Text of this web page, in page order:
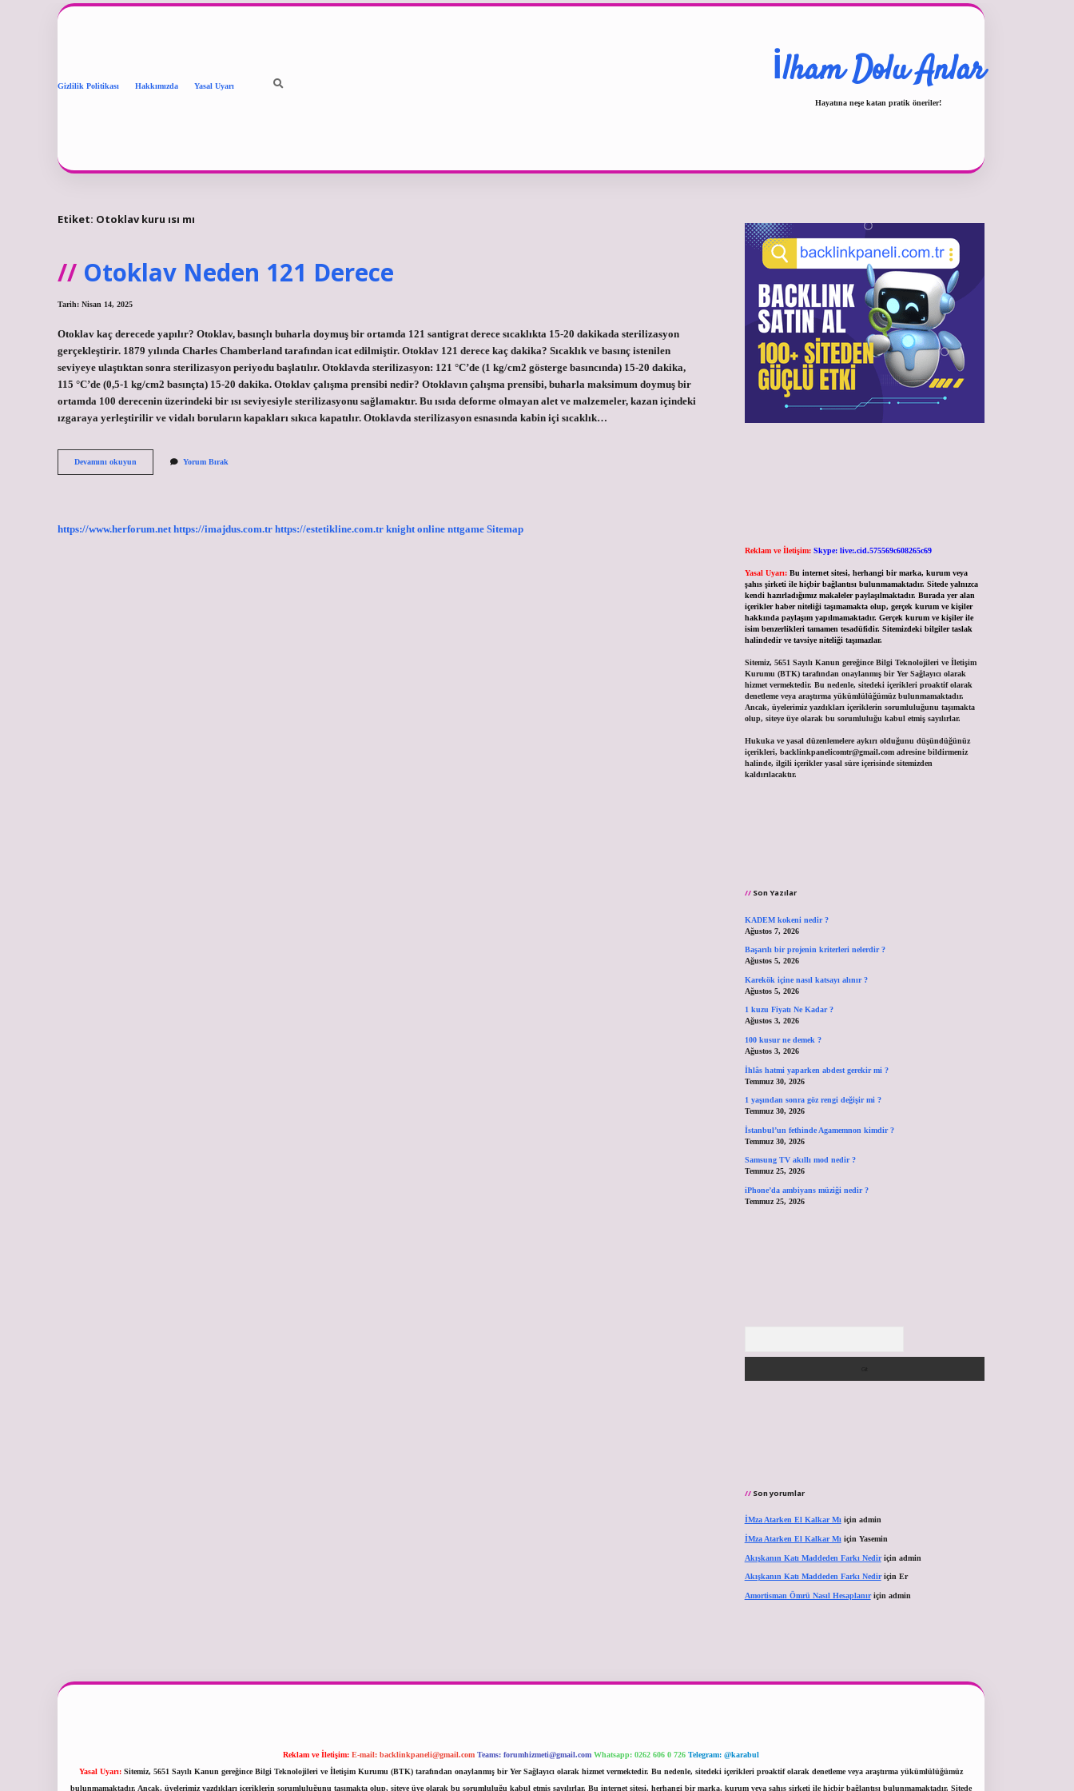
Gizlilik Politikası Hakkımızda Yasal Uyarı İlham Dolu Anlar
Hayatına neşe katan pratik öneriler!
Etiket: Otoklav kuru ısı mı
Otoklav Neden 121 Derece
Tarih: Nisan 14, 2025
Otoklav kaç derecede yapılır? Otoklav, basınçlı buharla doymuş bir ortamda 121 santigrat derece sıcaklıkta 15-20 dakikada sterilizasyon
gerçekleştirir. 1879 yılında Charles Chamberland tarafından icat edilmiştir. Otoklav 121 derece kaç dakika? Sıcaklık ve basınç istenilen
seviyeye ulaştıktan sonra sterilizasyon periyodu başlatılır. Otoklavda sterilizasyon: 121 °C’de (1 kg/cm2 gösterge basıncında) 15-20 dakika,
115 °C’de (0,5-1 kg/cm2 basınçta) 15-20 dakika. Otoklav çalışma prensibi nedir? Otoklavın çalışma prensibi, buharla maksimum doymuş bir
ortamda 100 derecenin üzerindeki bir ısı seviyesiyle sterilizasyonu sağlamaktır. Bu ısıda deforme olmayan alet ve malzemeler, kazan içindeki
ızgaraya yerleştirilir ve vidalı boruların kapakları sıkıca kapatılır. Otoklavda sterilizasyon esnasında kabin içi sıcaklık…
Devamını okuyun
Neden
Yorum Bırak
https://www.herforum.net https://imajdus.com.tr https://estetikline.com.tr knight online nttgame Sitemap
Reklam ve İletişim: Skype: live:.cid.575569c608265c69
Yasal Uyarı: Bu internet sitesi, herhangi bir marka, kurum veya
şahıs şirketi ile hiçbir bağlantısı bulunmamaktadır. Sitede yalnızca
kendi hazırladığımız makaleler paylaşılmaktadır. Burada yer alan
içerikler haber niteliği taşımamakta olup, gerçek kurum ve kişiler
hakkında paylaşım yapılmamaktadır. Gerçek kurum ve kişiler ile
isim benzerlikleri tamamen tesadüfidir. Sitemizdeki bilgiler taslak
halindedir ve tavsiye niteliği taşımazlar.
Sitemiz, 5651 Sayılı Kanun gereğince Bilgi Teknolojileri ve İletişim
Kurumu (BTK) tarafından onaylanmış bir Yer Sağlayıcı olarak
hizmet vermektedir. Bu nedenle, sitedeki içerikleri proaktif olarak
denetleme veya araştırma yükümlülüğümüz bulunmamaktadır.
Ancak, üyelerimiz yazdıkları içeriklerin sorumluluğunu taşımakta
olup, siteye üye olarak bu sorumluluğu kabul etmiş sayılırlar.
Hukuka ve yasal düzenlemelere aykırı olduğunu düşündüğünüz
içerikleri, backlinkpanelicomtr@gmail.comadresine bildirmeniz
halinde, ilgili içerikler yasal süre içerisinde sitemizden
kaldırılacaktır.
Son Yazılar
KADEM kokeni nedir ?
Ağustos 7, 2026
Başarılı bir projenin kriterleri nelerdir ?
Ağustos 5, 2026
Karekök içine nasıl katsayı alınır ?
Ağustos 5, 2026
1 kuzu Fiyatı Ne Kadar ?
Ağustos 3, 2026
100 kusur ne demek ?
Ağustos 3, 2026
İhlâs hatmi yaparken abdest gerekir mi ?
Temmuz 30, 2026
1 yaşından sonra göz rengi değişir mi ?
Temmuz 30, 2026
İstanbul’un fethinde Agamemnon kimdir ?
Temmuz 30, 2026
Samsung TV akıllı mod nedir ?
Temmuz 25, 2026
iPhone’da ambiyans müziği nedir ?
Temmuz 25, 2026
Son yorumlar
İMza Atarken El Kalkar Mıiçin admin
İMza Atarken El Kalkar Mıiçin Yasemin
Akışkanın Katı Maddeden Farkı Nediriçin admin
Akışkanın Katı Maddeden Farkı Nediriçin Er
Amortisman Ömrü Nasıl Hesaplanıriçin admin
Reklam ve İletişim: E-mail: backlinkpaneli@gmail.com Teams: forumhizmeti@gmail.com Whatsapp: 0262 606 0 726 Telegram: @karabul
Yasal Uyarı: Sitemiz, 5651 Sayılı Kanun gereğince Bilgi Teknolojileri ve İletişim Kurumu (BTK) tarafından onaylanmış bir Yer Sağlayıcı olarak hizmet vermektedir. Bu nedenle, sitedeki içerikleri proaktif olarak denetleme veya araştırma yükümlülüğümüz
bulunmamaktadır. Ancak, üyelerimiz yazdıkları içeriklerin sorumluluğunu taşımakta olup, siteye üye olarak bu sorumluluğu kabul etmiş sayılırlar. Bu internet sitesi, herhangi bir marka, kurum veya şahıs şirketi ile hiçbir bağlantısı bulunmamaktadır. Sitede